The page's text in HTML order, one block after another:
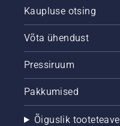
Kaupluse otsing
Võta ühendust
Pressiruum
Pakkumised
Õiguslik tooteteave